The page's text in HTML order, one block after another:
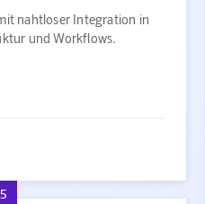
nahtloser Integration in
und Workflows.
5